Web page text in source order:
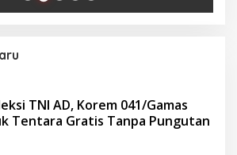
TNI AD, Korem 041/Gamas
Tentara Gratis Tanpa Pungutan